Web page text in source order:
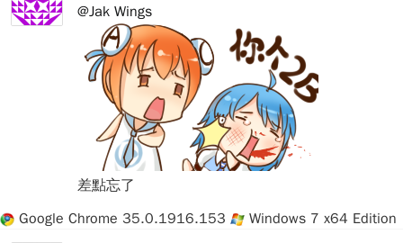
@Jak Wings
差點忘了
Google Chrome 35.0.1916.153
Windows 7 x64 Edition